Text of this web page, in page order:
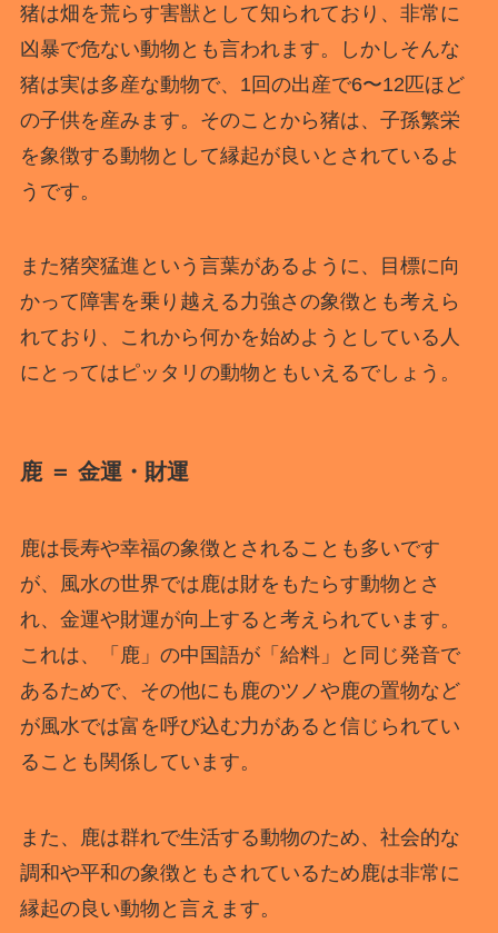
猪は畑を荒らす害獣として知られており、非常に
凶暴で危ない動物とも言われます。しかしそんな
猪は実は多産な動物で、1回の出産で6〜12匹ほど
の子供を産みます。そのことから猪は、子孫繁栄
を象徴する動物として縁起が良いとされているよ
うです。
また猪突猛進という言葉があるように、目標に向
かって障害を乗り越える力強さの象徴とも考えら
れており、これから何かを始めようとしている人
にとってはピッタリの動物ともいえるでしょう。
鹿 ＝ 金運・財運
鹿は長寿や幸福の象徴とされることも多いです
が、風水の世界では鹿は財をもたらす動物とさ
れ、金運や財運が向上すると考えられています。
これは、「鹿」の中国語が「給料」と同じ発音で
あるためで、その他にも鹿のツノや鹿の置物など
が風水では富を呼び込む力があると信じられてい
ることも関係しています。
また、鹿は群れで生活する動物のため、社会的な
調和や平和の象徴ともされているため鹿は非常に
縁起の良い動物と言えます。